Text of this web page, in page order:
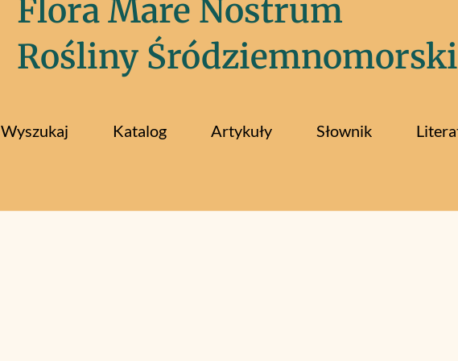
Flora Mare Nostrum
Rośliny
Wyszukaj Katalog Artykuły Słownik